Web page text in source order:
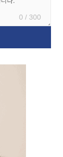
0 / 300